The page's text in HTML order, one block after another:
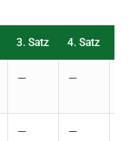
3. Satz 4. Satz
— —
— —